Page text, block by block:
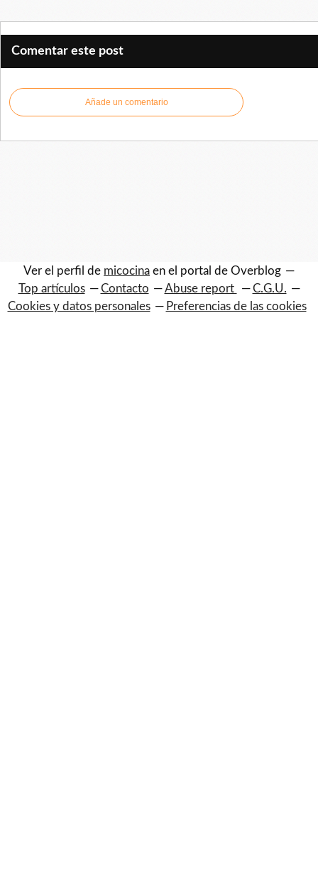
Comentar este post
Añade un comentario
Ver el perfil de micocina en el portal de Overblog
Top artículos
Contacto Abuse report
C.G.U.
Cookies y datos personales
Preferencias de las cookies